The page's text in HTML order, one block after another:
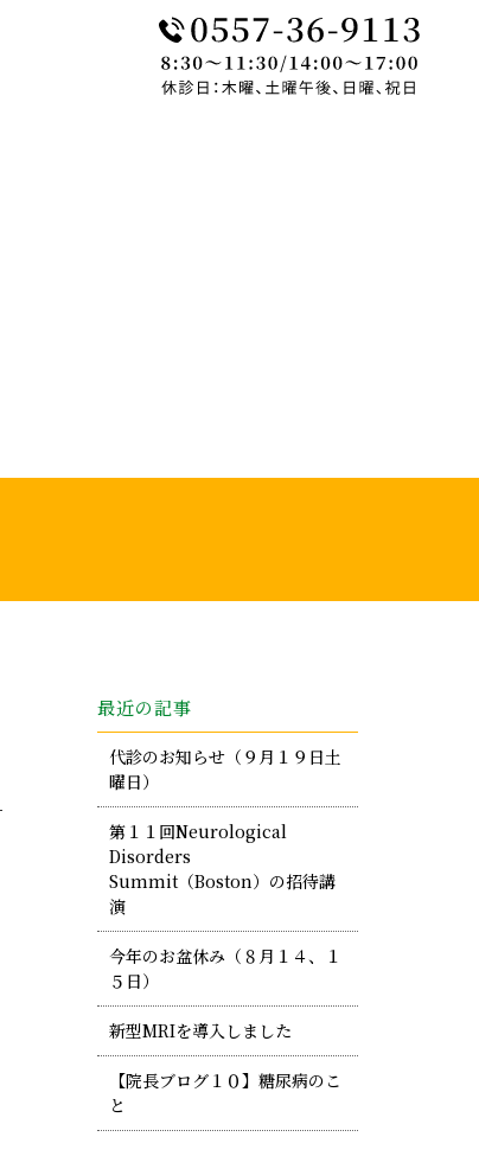
最近の記事
代診のお知らせ（９月１９日土
曜日）
第１１回Neurological
Disorders
Summit（Boston）の招待講
演
今年のお盆休み（８月１４、１
５日）
新型MRIを導入しました
【院長ブログ１０】糖尿病のこ
と